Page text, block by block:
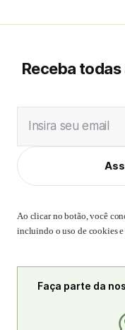
Receba
Insira seu email
Ao clicar no botão, você
incluindo o uso de cookies
Faça parte da